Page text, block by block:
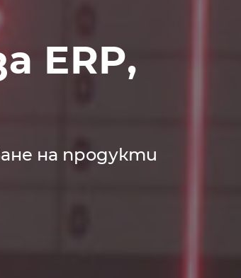
ERP,
на продукти